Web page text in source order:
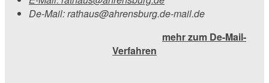
De-Mail: rathaus@ahrensburg.de-mail.de
mehr zum De-Mail-
Verfahren